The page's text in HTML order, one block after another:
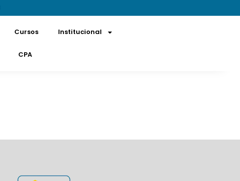
CPA
Inscreva-se
Cursos Institucional
CPA